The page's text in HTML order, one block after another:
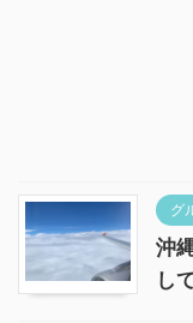
グ
沖
し